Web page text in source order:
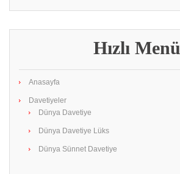
Hızlı Menü
Anasayfa
Davetiyeler
Dünya Davetiye
Dünya Davetiye Lüks
Dünya Sünnet Davetiye